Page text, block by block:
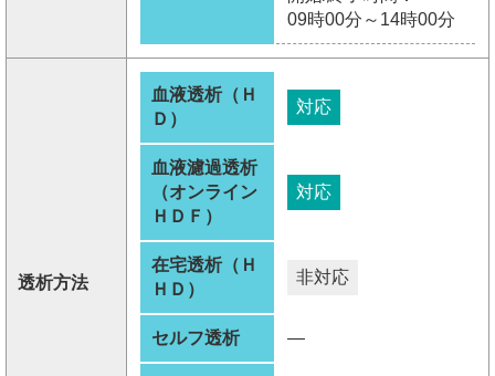
09時00分～14時00分
透析方法
血液透析（Ｈ
Ｄ）
対応
血液濾過透析
（オンライン
ＨＤＦ）
対応
在宅透析（Ｈ
ＨＤ）
非対応
セルフ透析 ―